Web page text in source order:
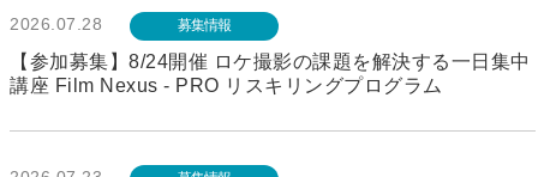
2026.07.28 募集情報
【参加募集】8/24開催 ロケ撮影の課題を解決する一日集中
講座 Film Nexus - PRO リスキリングプログラム